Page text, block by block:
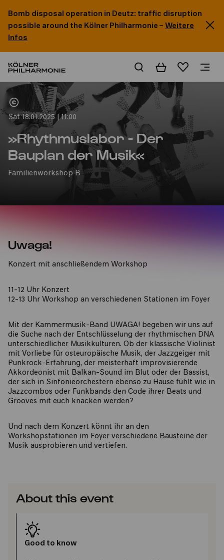
Bomb disposal operation in Deutz: traffic disruption
possible around the Kölner Philharmonie – Weitere
Infos
BasketWishlist
Home
Sat 18.01.2025 | 11:00
»Rhythmuslabor - Der
Bauplan der Musik«
Familienworkshop B
Uwaga!
Konzert mit anschließendem Workshop
11-12 Uhr Konzert
12-13 Uhr Workshop an verschiedenen Stationen im Foyer
Mit der Kammermusik-Band UWAGA! begeben wir uns auf
die Suche nach der Entschlüsselung der rhythmischen DNA
unterschiedlicher Musikkulturen. Ob der klassische Violinist
mit Vorliebe für osteuropäische Musik, der Jazzgeiger mit
Punkrock-Erfahrung, der meisterhaft improvisierende
Akkordeonist mit Balkan-Sound im Blut oder der Bassist,
der sich in Sinfonieorchestern ebenso zu Hause fühlt wie in
Jazzcombos oder Funkbands den Code ihrer Beats und
Grooves mit euch knacken werden?
Und nach dem Konzert könnt ihr an den
Workshopstationen im Foyer verschiedene Bausteine der
Musik ausprobieren und vertiefen.
About this event
Good to know